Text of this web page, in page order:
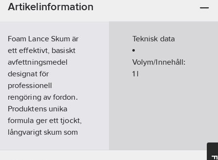
Artikelinformation
Foam Lance Skum är
ett effektivt, basiskt
avfettningsmedel
designat för
professionell
rengöring av fordon.
Produktens unika
formula ger ett tjockt,
långvarigt skum som
Teknisk data
Volym/Innehåll:
1 l